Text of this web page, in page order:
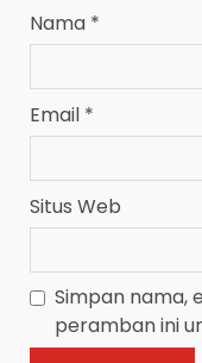
Nama *
Email *
Situs Web
Simpan nama,
peramban ini